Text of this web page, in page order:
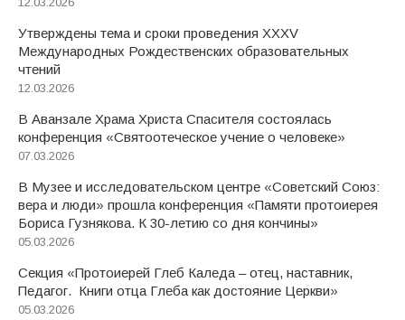
Утверждены тема и сроки проведения XXXV
Международных Рождественских образовательных
чтений
12.03.2026
В Аванзале Храма Христа Спасителя состоялась
конференция «Святоотеческое учение о человеке»
07.03.2026
В Музее и исследовательском центре «Советский Союз:
вера и люди» прошла конференция «Памяти протоиерея
Бориса Гузнякова. К 30-летию со дня кончины»
05.03.2026
Секция «Протоиерей Глеб Каледа – отец, наставник,
Педагог. Книги отца Глеба как достояние Церкви»
05.03.2026